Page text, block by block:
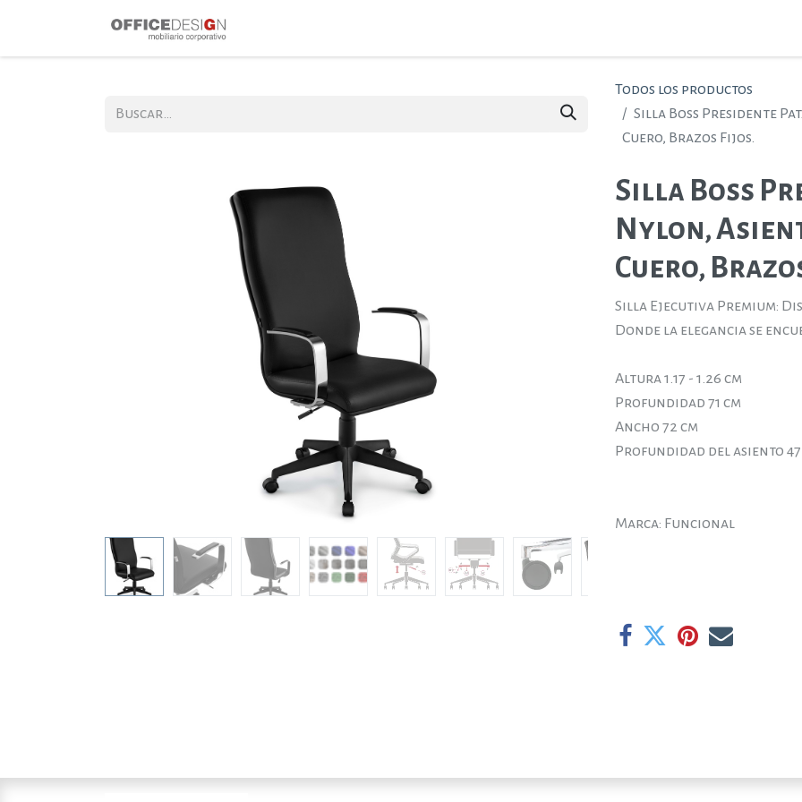
Todos los productos
Silla Boss Presidente
Cuero, Brazos Fijos.
Silla Boss
Nylon,
Cuero,
Silla Ejecutiva Premium:
Donde la elegancia se
Altura 1.17 - 1.26 cm
Profundidad 71 cm
Ancho 72 cm
Profundidad del asiento 47
Marca: Funcional